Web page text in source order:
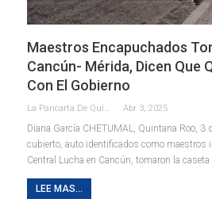
Maestros Encapuchados
Cancún- Mérida, Dicen Que
Con El Gobierno
La Pancarta De Quintana Roo Abr 3, 2025
Diana García CHETUMAL, Quintana Roo, 3
cubierto, auto identificados como maestros
Central Lucha en Cancún, tomaron la caseta
LEE MAS...